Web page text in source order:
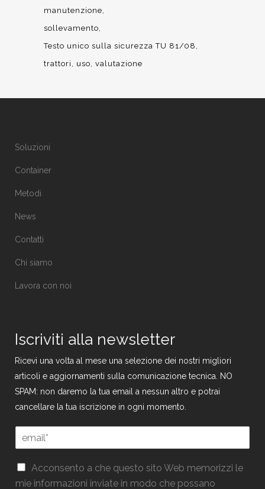
manutenzione
sollevamento
Testo unico sulla sicurezza TU 81/08
trattori
uso valutazione
Soluzioni
Container
Metodi
News
Contatti
Chi siamo
Lavora con noi
Iscriviti alla newsletter
Ricevi una volta al mese una selezione dei nostri migliori
articoli e aggiornamenti sulla comunicazione tecnica. NO
SPAM: non daremo la tua email a nessun altro e potrai
cancellare la tua iscrizione in ogni momento.
m
l
G
D
P
G
Acconsento a che questo sito Web memorizzi le
mie informazioni inviate in modo che possano